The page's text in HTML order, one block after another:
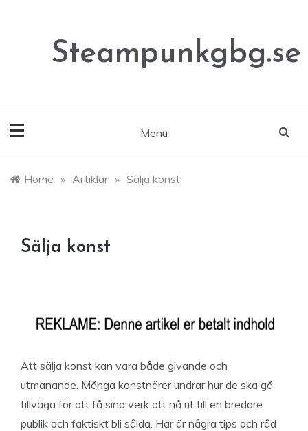
Steampunkgbg.se
Menu
Home » Artiklar » Sälja konst
Sälja konst
Att sälja konst kan vara både givande och
utmanande. Många konstnärer undrar hur de ska gå
tillväga för att få sina verk att nå ut till en bredare
publik och faktiskt bli sålda. Här är några tips och råd